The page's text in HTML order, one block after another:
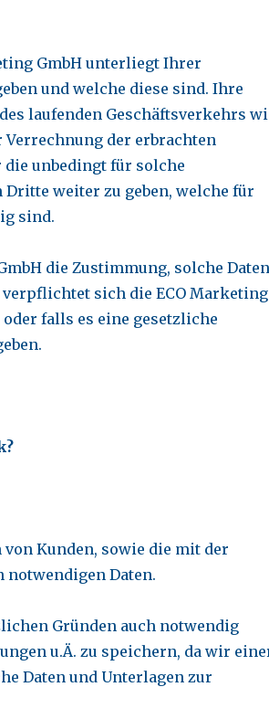
GmbH unterliegt Ihrer
und welche diese sind. Ihre
laufenden Geschäftsverkehrs
Verrechnung der erbrachten
die unbedingt für solche
weiter zu geben, welche für
sind.
die Zustimmung, solche
sich die ECO Marketing
falls es eine gesetzliche
Kunden, sowie die mit der
Daten.
Gründen auch notwendig
u.Ä. zu speichern, da wir
Daten und Unterlagen zur